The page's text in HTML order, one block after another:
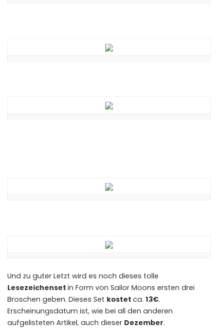
Und zu guter Letzt wird es noch dieses tolle
Lesezeichenset in Form von Sailor Moons ersten drei
Broschen geben. Dieses Set kostet ca. 13€.
Erscheinungsdatum ist, wie bei all den anderen
aufgelisteten Artikel, auch dieser Dezember.